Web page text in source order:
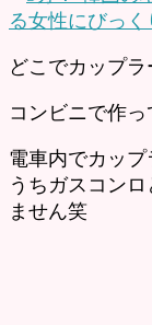
どこでカップ
コンビニで作っ
電車内でカッ
うちガスコン
ません笑